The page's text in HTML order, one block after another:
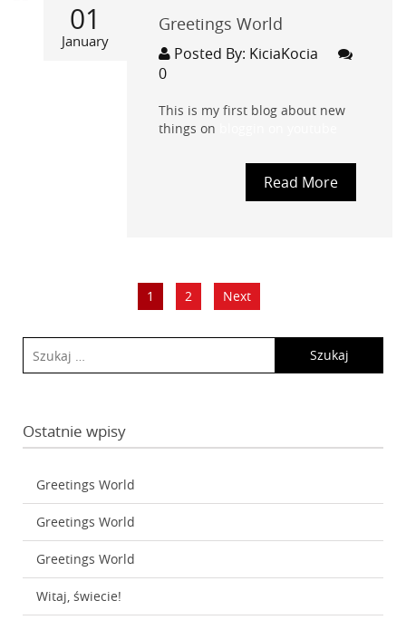
01
January
Greetings World
Posted By: KiciaKocia
0
This is my first blog about new
things on
Read More
1 2 Next
Ostatnie wpisy
Greetings World
Greetings World
Greetings World
Witaj, świecie!